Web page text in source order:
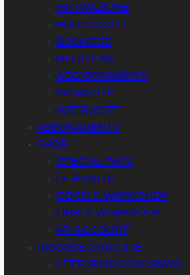
MOTIVAZIONE
PROTOCOLLI
BUSINESS
RELAZIONI
AGGIORNAMENTI
INCHIESTE
INTERVISTE
ABBONAMENTO
SHOP
SPECIAL PACK
LE RIVISTE
CORSI E WORKSHOP
LIBRI E WORKBOOK
MY ACCOUNT
RISORSE GRATUITE
LETTORI DI COACHMAG